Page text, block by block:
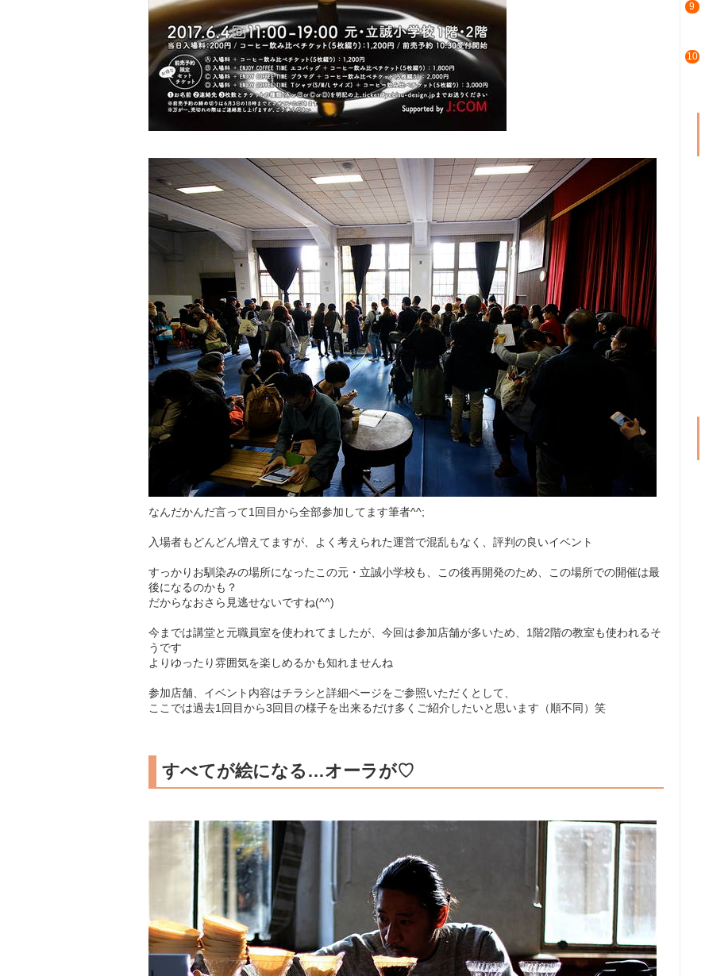
なんだかんだ言って1回目から全部参加してます筆者^^;
入場者もどんどん増えてますが、よく考えられた運営で混乱もなく、評判の良いイベント
すっかりお馴染みの場所になったこの元・立誠小学校も、この後再開発のため、この場所での開催は最
後になるのかも？
だからなおさら見逃せないですね(^^)
今までは講堂と元職員室を使われてましたが、今回は参加店舗が多いため、1階2階の教室も使われるそ
うです
よりゆったり雰囲気を楽しめるかも知れませんね
参加店舗、イベント内容はチラシと詳細ページをご参照いただくとして、
ここでは過去1回目から3回目の様子を出来るだけ多くご紹介したいと思います（順不同）笑
すべてが絵になる…オーラが♡
9
10